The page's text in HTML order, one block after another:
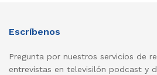
Escríbenos
Pregunta por nuestros servicios de
entrevistas en televisilón podcast y